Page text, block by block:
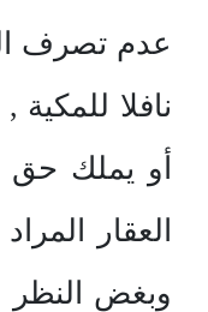
عدم تصرف
نافلا
أو يملك حق
وبغض النظر